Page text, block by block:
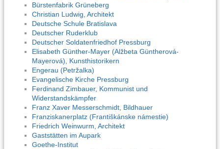
Bürstenfabrik Grüneberg
Christian Ludwig, Architekt
Deutsche Schule Bratislava
Deutscher Ruderklub
Deutscher Soldatenfriedhof Pressburg
Elisabeth Günther-Mayer (Alžbeta Güntherová-
Mayerová), Kunsthistorikern
Engerau (Petržalka)
Evangelische Kirche Pressburg
Ferdinand Zimbauer, Kommunist und
Widerstandskämpfer
Franz Xaver Messerschmidt, Bildhauer
Franziskanerplatz (Františkánske námestie)
Friedrich Weinwurm, Architekt
Gaststätten im Aupark
Goethe-Institut